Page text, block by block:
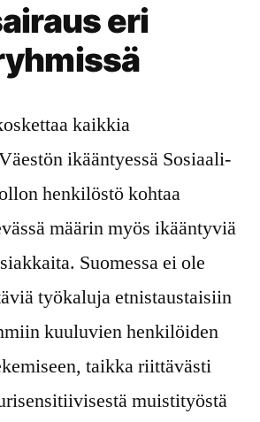
eri
kaikkia
ikääntyessä Sosiaali-
henkilöstö kohtaa
määrin myös ikääntyviä
Suomessa ei ole
työkaluja etnistaustaisiin
kuuluvien henkilöiden
taikka riittävästi
muistityöstä